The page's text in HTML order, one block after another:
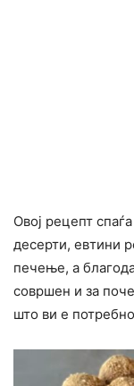
Овој рецепт
десерти, евтини
печење, а
совршен и за
што ви е